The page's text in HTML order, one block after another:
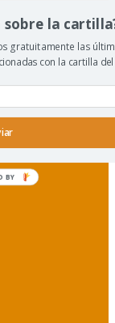
sobre la
gratuitamente las
con la cartilla